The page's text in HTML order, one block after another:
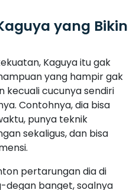
yang Bikin
Kaguya itu gak
yang hampir gak
kecuali cucunya sendiri
Contohnya, dia bisa
punya teknik
sekaligus, dan bisa
pertarungan dia di
degan banget, soalnya